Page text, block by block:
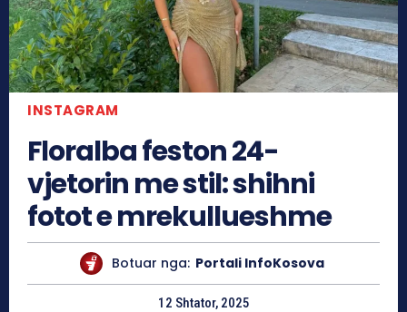
INSTAGRAM
Floralba feston 24-
vjetorin me stil: shihni
fotot e mrekullueshme
Botuar nga: Portali InfoKosova
12 Shtator, 2025